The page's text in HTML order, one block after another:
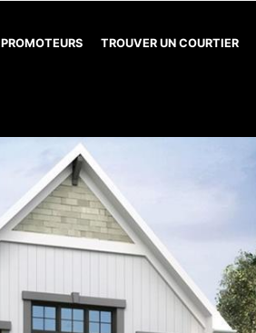
PROMOTEURS TROUVER UN COURTIER